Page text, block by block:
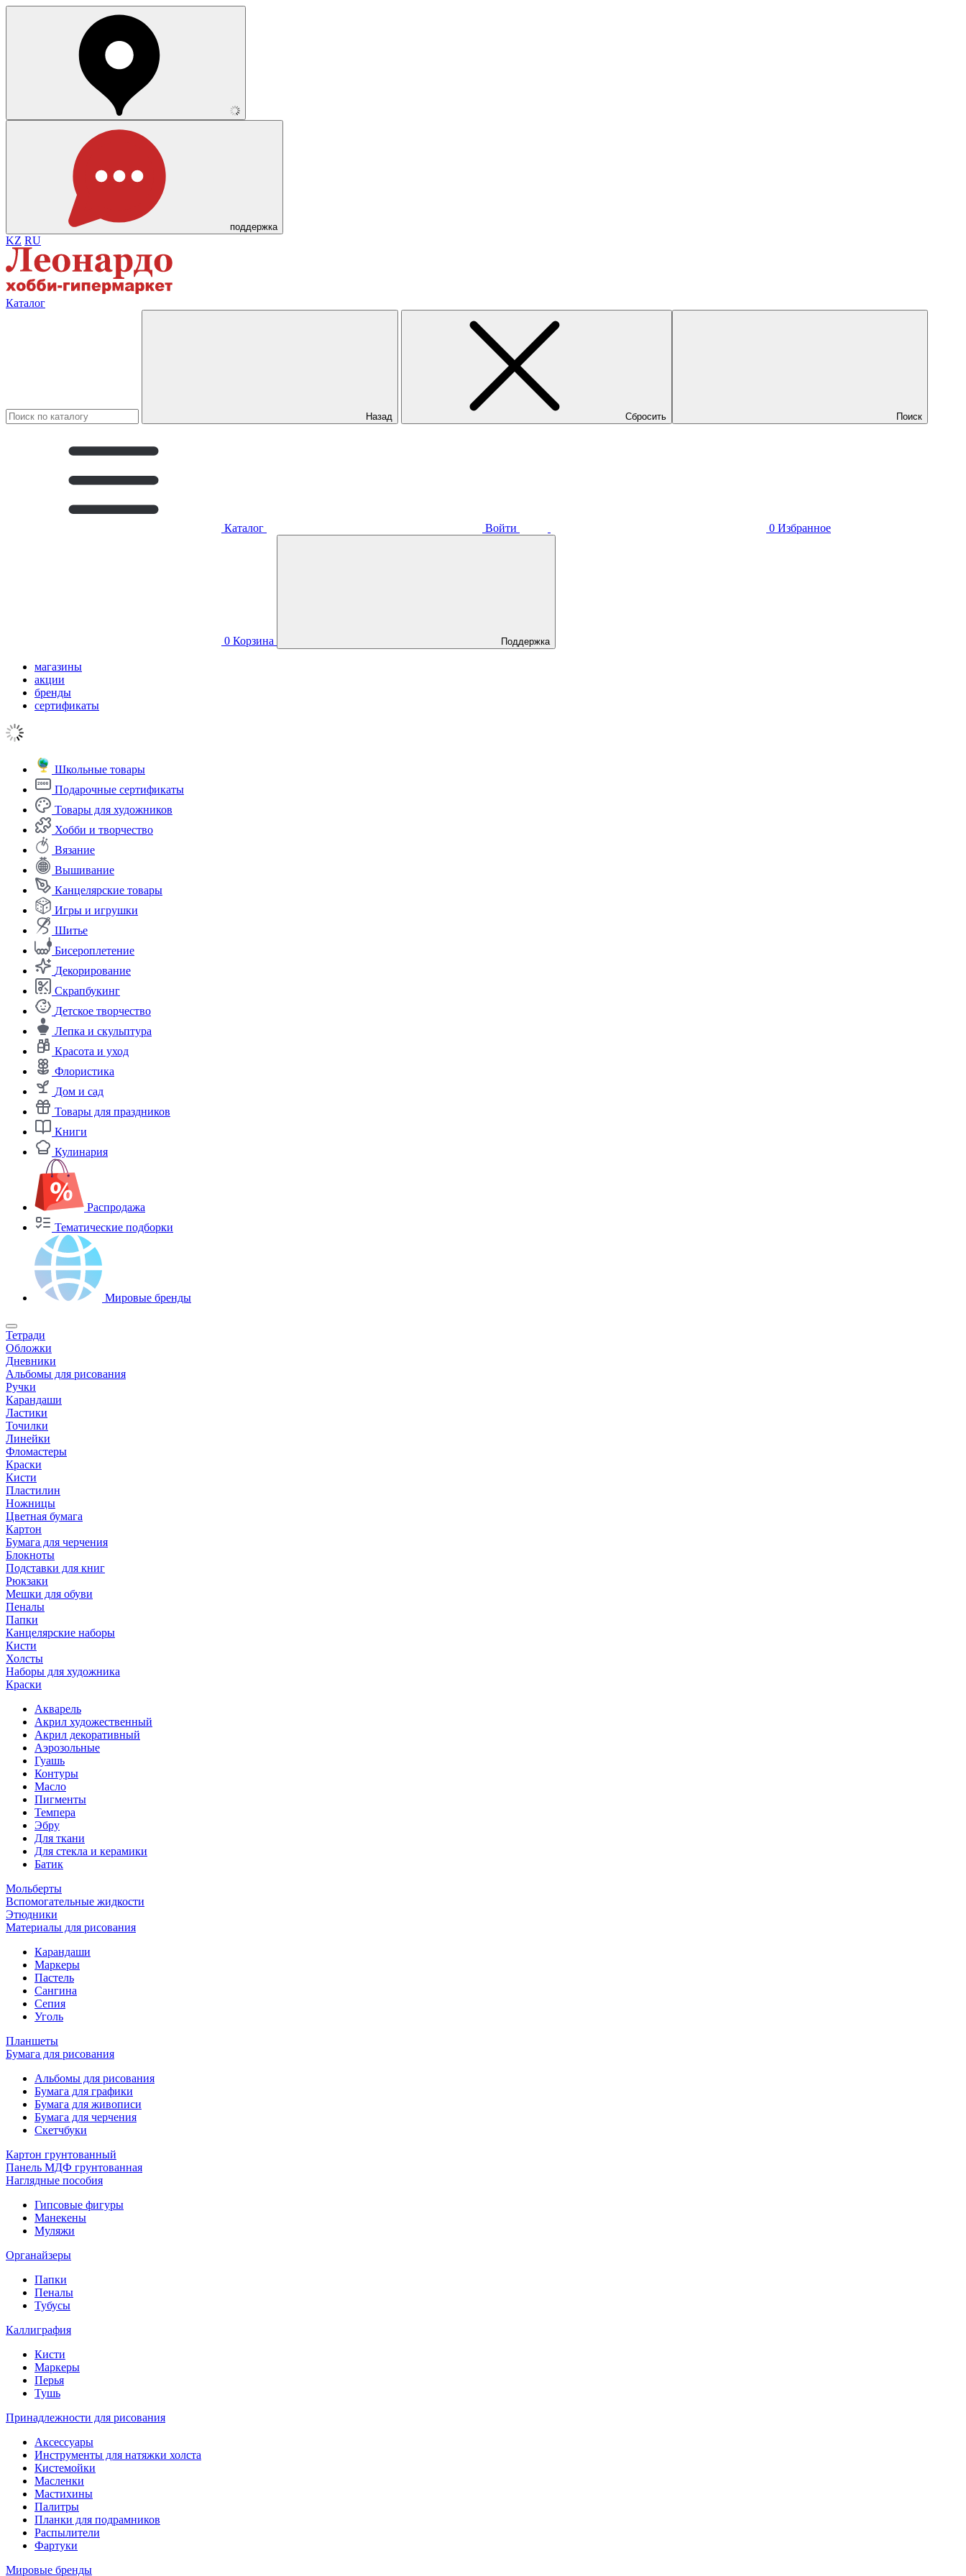
поддержка
KZ RU
Каталог
Назад Сбросить Поиск
Каталог Войти 0 Избранное
0 Корзина Поддержка
магазины
акции
бренды
сертификаты
Школьные товары
Подарочные сертификаты
Товары для художников
Хобби и творчество
Вязание
Вышивание
Канцелярские товары
Игры и игрушки
Шитье
Бисероплетение
Декорирование
Скрапбукинг
Детское творчество
Лепка и скульптура
Красота и уход
Флористика
Дом и сад
Товары для праздников
Книги
Кулинария
Распродажа
Тематические подборки
Мировые бренды
Тетради
Обложки
Дневники
Альбомы для рисования
Ручки
Карандаши
Ластики
Точилки
Линейки
Фломастеры
Краски
Кисти
Пластилин
Ножницы
Цветная бумага
Картон
Бумага для черчения
Блокноты
Подставки для книг
Рюкзаки
Мешки для обуви
Пеналы
Папки
Канцелярские наборы
Кисти
Холсты
Наборы для художника
Краски
Акварель
Акрил художественный
Акрил декоративный
Аэрозольные
Гуашь
Контуры
Масло
Пигменты
Темпера
Эбру
Для ткани
Для стекла и керамики
Батик
Мольберты
Вспомогательные жидкости
Этюдники
Материалы для рисования
Карандаши
Маркеры
Пастель
Сангина
Сепия
Уголь
Планшеты
Бумага для рисования
Альбомы для рисования
Бумага для графики
Бумага для живописи
Бумага для черчения
Скетчбуки
Картон грунтованный
Панель МДФ грунтованная
Наглядные пособия
Гипсовые фигуры
Манекены
Муляжи
Органайзеры
Папки
Пеналы
Тубусы
Каллиграфия
Кисти
Маркеры
Перья
Тушь
Принадлежности для рисования
Аксессуары
Инструменты для натяжки холста
Кистемойки
Масленки
Мастихины
Палитры
Планки для подрамников
Распылители
Фартуки
Мировые бренды